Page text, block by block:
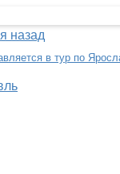
назад
в тур по